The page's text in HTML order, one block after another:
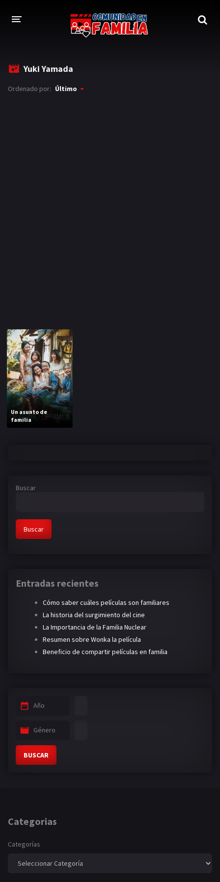
Yuki Yamada
Ordenado por: Último
Un asunto de
familia
Buscar
Buscar
Entradas recientes
Cómo saber cuáles películas son familiares
La historia del surgimiento del cine
La Importancia de la Familia Nuclear
Resumen sobre Wonka la película
Beneficio de compartir películas en familia
Año
Género
BUSCAR
Categorias
Categorías